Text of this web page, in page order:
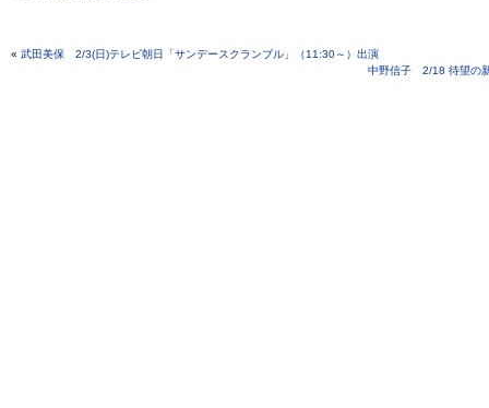
« 武田美保 2/3(日)テレビ朝日「サンデースクランブル」（11:30～）出演
中野信子 2/18 待望の